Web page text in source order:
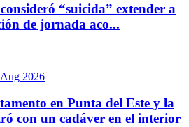
“suicida” extender a
de jornada aco...
2026
en Punta del Este y la
con un cadáver en el interior